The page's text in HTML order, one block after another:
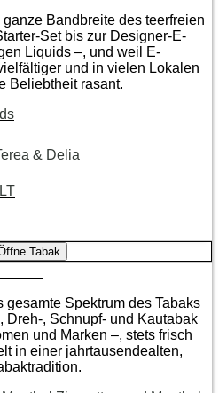
Bandbreite des teerfreien
Set bis zur Designer-E-
Liquids –, und weil E-
und in vielen Lokalen
Beliebtheit rasant.
& Delia
Tabak
gesamte Spektrum des Tabaks
Dreh-, Schnupf- und Kautabak
und Marken –, stets frisch
in einer jahrtausendealten,